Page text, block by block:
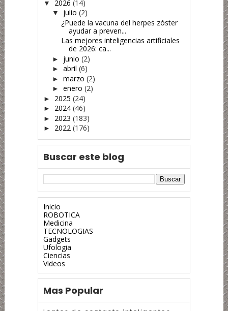
▼ 2026 (14)
▼ julio (2)
¿Puede la vacuna del herpes zóster
ayudar a preven...
Las mejores inteligencias artificiales
de 2026: ca...
► junio (2)
► abril (6)
► marzo (2)
► enero (2)
► 2025 (24)
► 2024 (46)
► 2023 (183)
► 2022 (176)
Buscar este blog
Inicio
ROBOTICA
Medicina
TECNOLOGIAS
Gadgets
Ufologia
Ciencias
Videos
Mas Popular